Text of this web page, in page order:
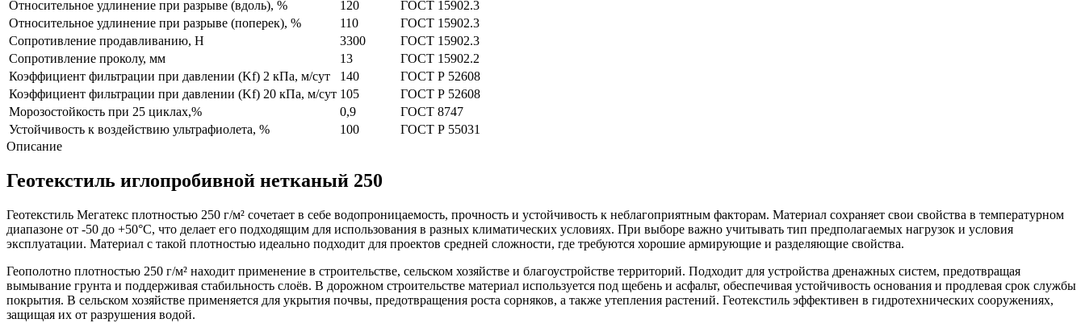
Относительное удлинение при разрыве (вдоль), %
120
ГОСТ 15902.3
Относительное удлинение при разрыве (поперек), %
110
ГОСТ 15902.3
Сопротивление продавливанию, Н
3300
ГОСТ 15902.3
Сопротивление проколу, мм
13
ГОСТ 15902.2
Коэффициент фильтрации при давлении (Kf) 2 кПа, м/сут
140
ГОСТ Р 52608
Коэффициент фильтрации при давлении (Kf) 20 кПа, м/сут 105
ГОСТ Р 52608
Морозостойкость при 25 циклах,%
0,9
ГОСТ 8747
Устойчивость к воздействию ультрафиолета, %
100
ГОСТ Р 55031
Описание
Геотекстиль иглопробивной нетканый 250
Геотекстиль Мегатекс плотностью 250 г/м² сочетает в себе водопроницаемость, прочность и устойчивость к неблагоприятным факторам. Материал сохраняет свои свойства в температурном
диапазоне от -50 до +50°С, что делает его подходящим для использования в разных климатических условиях. При выборе важно учитывать тип предполагаемых нагрузок и условия
эксплуатации. Материал с такой плотностью идеально подходит для проектов средней сложности, где требуются хорошие армирующие и разделяющие свойства.
Геополотно плотностью 250 г/м² находит применение в строительстве, сельском хозяйстве и благоустройстве территорий. Подходит для устройства дренажных систем, предотвращая
вымывание грунта и поддерживая стабильность слоёв. В дорожном строительстве материал используется под щебень и асфальт, обеспечивая устойчивость основания и продлевая срок службы
покрытия. В сельском хозяйстве применяется для укрытия почвы, предотвращения роста сорняков, а также утепления растений. Геотекстиль эффективен в гидротехнических сооружениях,
защищая их от разрушения водой.